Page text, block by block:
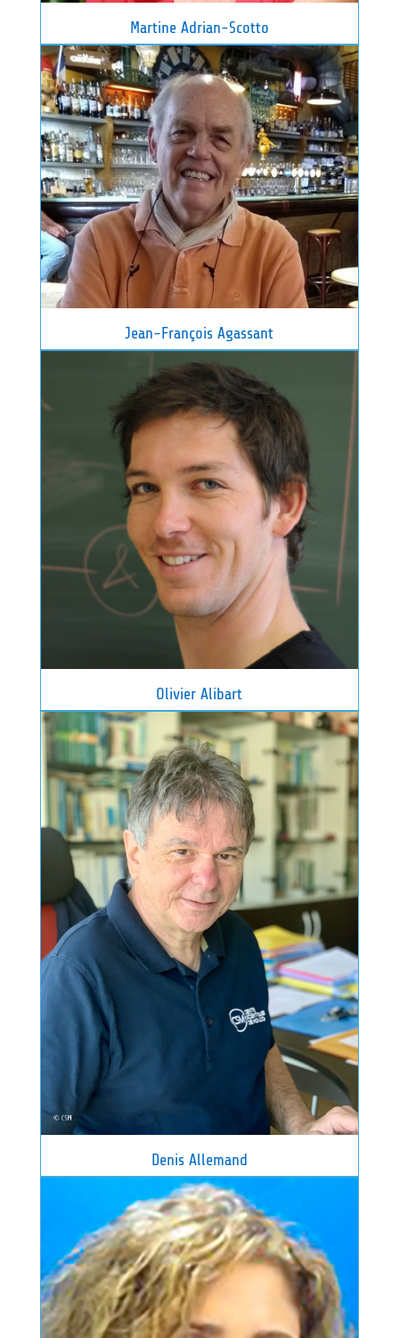
Martine Adrian-Scotto
Jean-François Agassant
Olivier Alibart
Denis Allemand